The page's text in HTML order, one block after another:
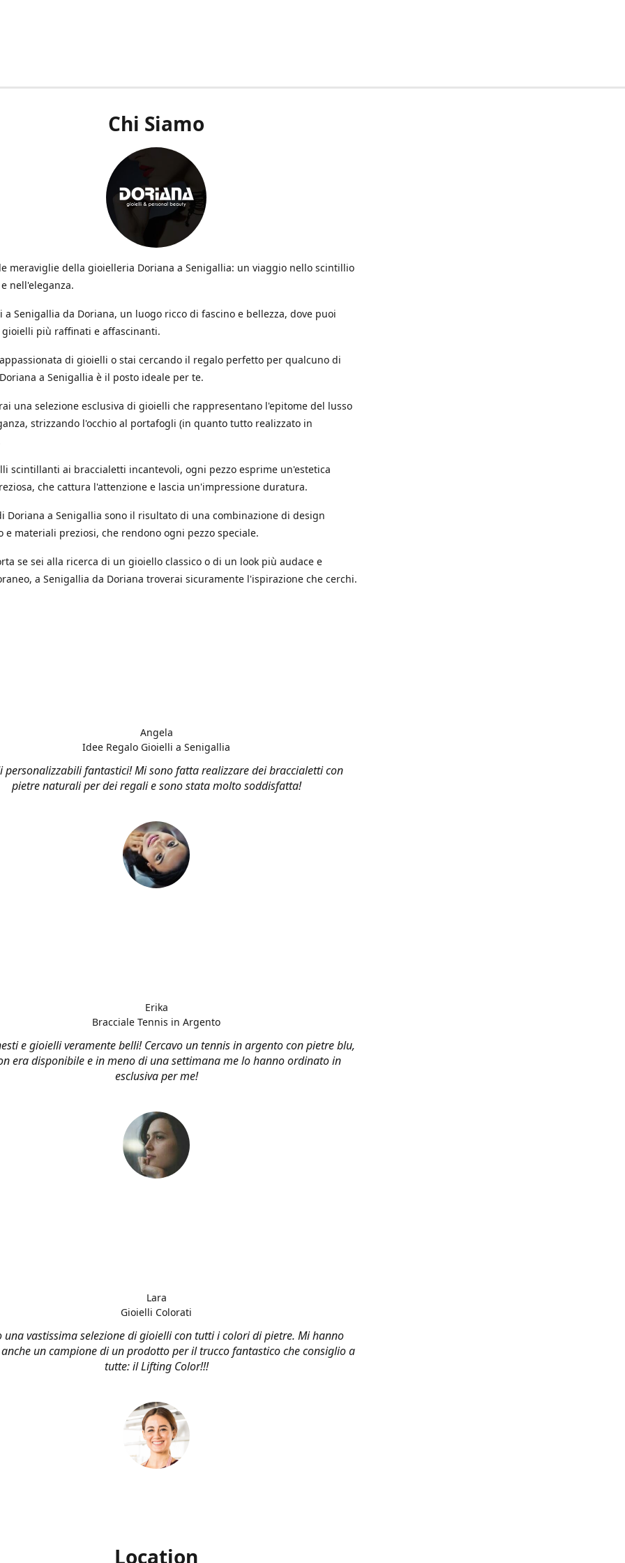
Chi Siamo
meraviglie della gioielleria Doriana a Senigallia: un viaggio nello scintillio
nell'eleganza.
a Senigallia da Doriana, un luogo ricco di fascino e bellezza, dove puoi
più raffinati e affascinanti.
di gioielli o stai cercando il regalo perfetto per qualcuno di
a Senigallia è il posto ideale per te.
una selezione esclusiva di gioielli che rappresentano l'epitome del lusso
strizzando l'occhio al portafogli (in quanto tutto realizzato in
scintillanti ai braccialetti incantevoli, ogni pezzo esprime un'estetica
che cattura l'attenzione e lascia un'impressione duratura.
Doriana a Senigallia sono il risultato di una combinazione di design
e materiali preziosi, che rendono ogni pezzo speciale.
se sei alla ricerca di un gioiello classico o di un look più audace e
a Senigallia da Doriana troverai sicuramente l'ispirazione che cerchi.
personalizzabili fantastici! Mi sono fatta realizzare dei braccialetti con
pietre naturali per dei regali e sono stata molto soddisfatta!
Angela
Idee Regalo Gioielli a Senigallia
e gioielli veramente belli! Cercavo un tennis in argento con pietre blu,
era disponibile e in meno di una settimana me lo hanno ordinato in
esclusiva per me!
Erika
Bracciale Tennis in Argento
una vastissima selezione di gioielli con tutti i colori di pietre. Mi hanno
un campione di un prodotto per il trucco fantastico che consiglio a
tutte: il Lifting Color!!!
Lara
Gioielli Colorati
Location